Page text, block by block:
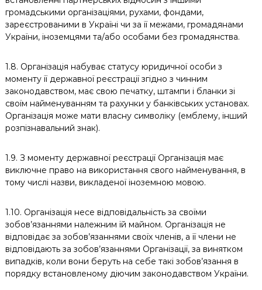
громадськими організаціями, рухами, фондами,
зареєстрованими в Україні чи за її межами, громадянами
України, іноземцями та/або особами без громадянства.
1.8. Організація набуває статусу юридичної особи з
моменту її державної реєстрації згідно з чинним
законодавством, має свою печатку, штампи і бланки зі
своїм найменуванням та рахунки у банківських установах.
Організація може мати власну символіку (емблему, інший
розпізнавальний знак).
1.9. З моменту державної реєстрації Організація має
виключне право на використання свого найменування, в
тому числі назви, викладеної іноземною мовою.
1.10. Організація несе відповідальність за своїми
зобов’язаннями належним їй майном. Організація не
відповідає за зобов’язаннями своїх членів, а її члени не
відповідають за зобов’язаннями Організації, за винятком
випадків, коли вони беруть на себе такі зобов’язання в
порядку встановленому діючим законодавством України.